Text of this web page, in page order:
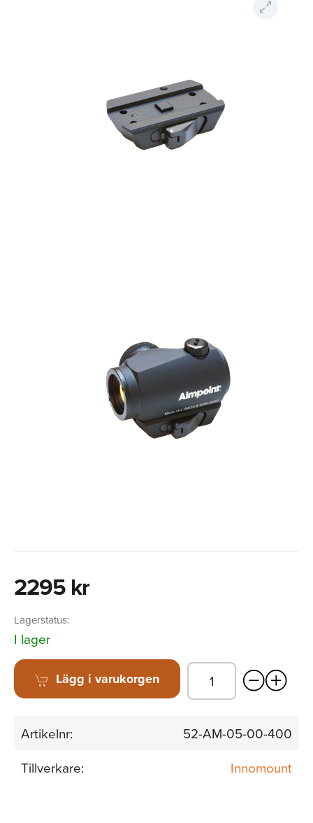
2295 kr
Lagerstatus:
I lager
Lägg i varukorgen
Artikelnr:
52-AM-05-00-400
Tillverkare:
Innomount